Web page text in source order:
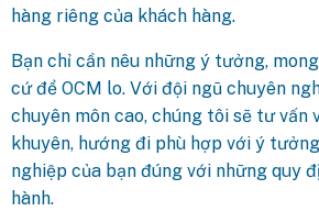
hàng riêng của khách hàng.
Bạn chỉ cần nêu những ý tưởng,
cứ để OCM lo. Với đội ngũ chuyên
chuyên môn cao, chúng tôi sẽ tư vấn
khuyên, hướng đi phù hợp với ý
nghiệp của bạn đúng với những quy
hành.